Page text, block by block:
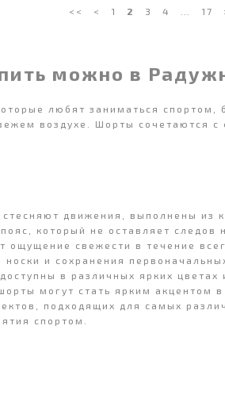
<< < 1 2 3 4 17
можно в
любят заниматься спортом,
воздухе. Шорты сочетаются
движения, выполнены из
который не оставляет
ощущение свежести в течение
и сохранения
в различных ярких
могут стать ярким акцентом в
подходящих для самых
спортом.